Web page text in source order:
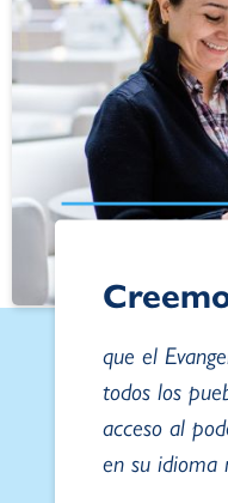
que el
todos los
acceso al
en su idioma